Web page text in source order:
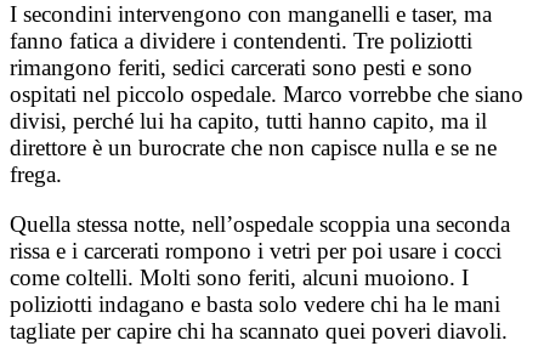
I secondini intervengono con manganelli e taser, ma
fanno fatica a dividere i contendenti. Tre poliziotti
rimangono feriti, sedici carcerati sono pesti e sono
ospitati nel piccolo ospedale. Marco vorrebbe che siano
divisi, perché lui ha capito, tutti hanno capito, ma il
direttore è un burocrate che non capisce nulla e se ne
frega.
Quella stessa notte, nell’ospedale scoppia una seconda
rissa e i carcerati rompono i vetri per poi usare i cocci
come coltelli. Molti sono feriti, alcuni muoiono. I
poliziotti indagano e basta solo vedere chi ha le mani
tagliate per capire chi ha scannato quei poveri diavoli.